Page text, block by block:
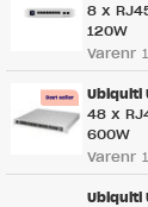
8 x
120W
Varenr
Ubiquiti
48 x
600W
Varenr
Ubiquiti